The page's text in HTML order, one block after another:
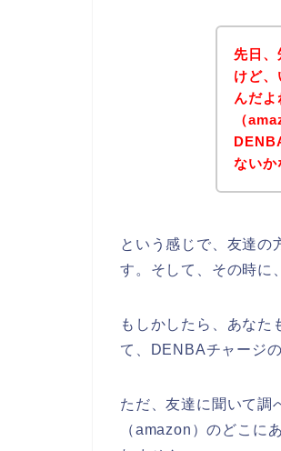
先日
けど
んだ
（
ないか
という感じで、友達の
す。そして、その時に
もしかしたら、あな
て、DENBAチャージ
ただ、友達に聞いて調
（amazon）のどこに